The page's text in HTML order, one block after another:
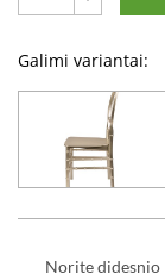
Galimi variantai:
Norite didesnio